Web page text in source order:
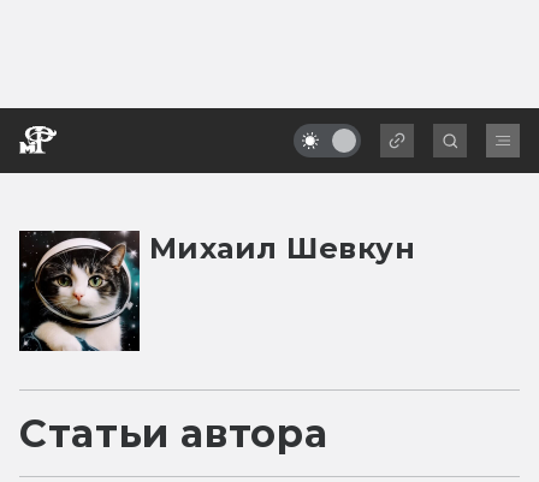
Михаил Шевкун
Статьи автора